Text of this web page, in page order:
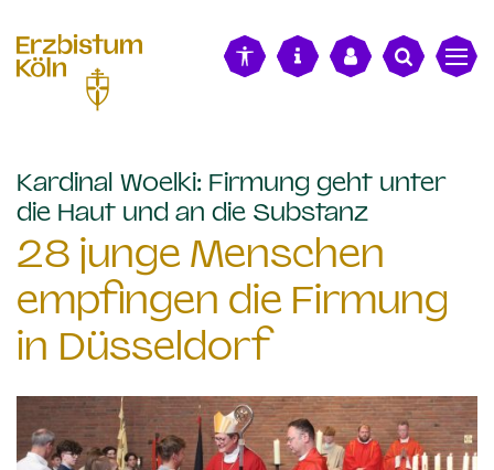
Kardinal Woelki: Firmung geht unter
die Haut und an die Substanz
28 junge Menschen
empfingen die Firmung
in Düsseldorf